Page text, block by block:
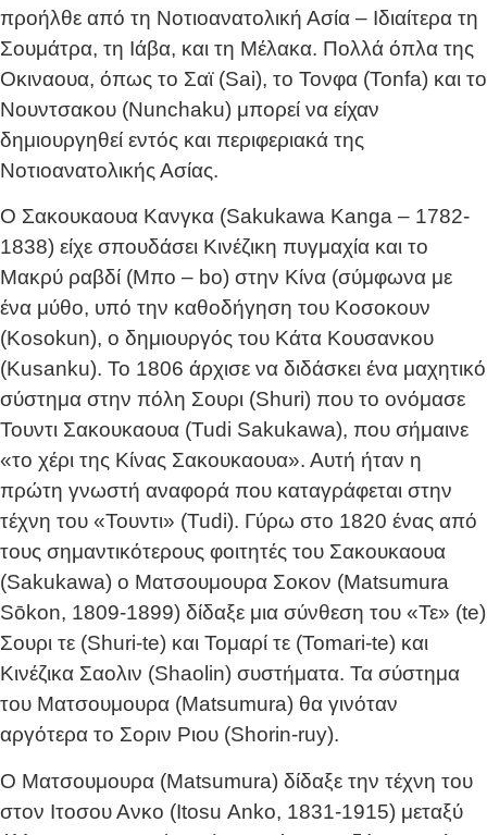
προήλθε από τη Νοτιοανατολική Ασία – Ιδιαίτερα τη
Σουμάτρα, τη Ιάβα, και τη Μέλακα. Πολλά όπλα της
Οκιναουα, όπως το Σαϊ (Sai), το Τονφα (Tonfa) και το
Νουντσακου (Nunchaku) μπορεί να είχαν
δημιουργηθεί εντός και περιφεριακά της
Νοτιοανατολικής Ασίας.
Ο Σακουκαουα Κανγκα (Sakukawa Kanga – 1782-
1838) είχε σπουδάσει Κινέζικη πυγμαχία και το
Μακρύ ραβδί (Μπο – bo) στην Κίνα (σύμφωνα με
ένα μύθο, υπό την καθοδήγηση του Κοσοκουν
(Kosokun), ο δημιουργός του Κάτα Κουσανκου
(Kusanku). Το 1806 άρχισε να διδάσκει ένα μαχητικό
σύστημα στην πόλη Σουρι (Shuri) που το ονόμασε
Τουντι Σακουκαουα (Tudi Sakukawa), που σήμαινε
«το χέρι της Κίνας Σακουκαουα». Αυτή ήταν η
πρώτη γνωστή αναφορά που καταγράφεται στην
τέχνη του «Τουντι» (Tudi). Γύρω στο 1820 ένας από
τους σημαντικότερους φοιτητές του Σακουκαουα
(Sakukawa) ο Ματσουμουρα Σοκον (Matsumura
Sōkon, 1809-1899) δίδαξε μια σύνθεση του «Τε» (te)
Σουρι τε (Shuri-te) και Τομαρί τε (Tomari-te) και
Κινέζικα Σαολιν (Shaolin) συστήματα. Τα σύστημα
του Ματσουμουρα (Matsumura) θα γινόταν
αργότερα το Σοριν Ριου (Shorin-ruy).
Ο Ματσουμουρα (Matsumura) δίδαξε την τέχνη του
στον Ιτοσου Ανκο (Itosu Αnko, 1831-1915) μεταξύ